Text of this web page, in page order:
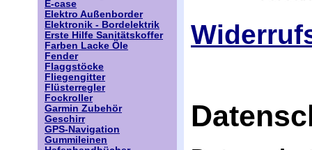
E-case
Elektro Außenborder
Elektronik - Bordelektrik
Erste Hilfe Sanitätskoffer
Farben Lacke Öle
Fender
Flaggstöcke
Fliegengitter
Flüsterregler
Fockroller
Garmin Zubehör
Geschirr
GPS-Navigation
Gummileinen